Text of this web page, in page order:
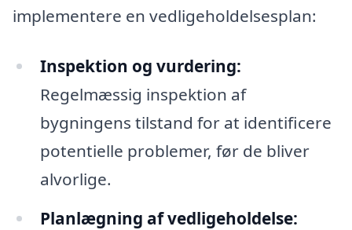
implementere en vedligeholdelsesplan:
Inspektion og vurdering:
Regelmæssig inspektion af
bygningens tilstand for at identificere
potentielle problemer, før de bliver
alvorlige.
Planlægning af vedligeholdelse: